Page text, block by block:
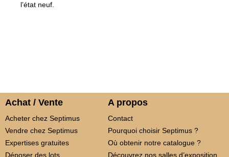
l’état neuf.
Achat / Vente
Acheter chez Septimus
Vendre chez Septimus
Expertises gratuites
Déposer des lots
A propos
Contact
Pourquoi choisir Septimus ?
Où obtenir notre catalogue ?
Découvrez nos salles d’exposition